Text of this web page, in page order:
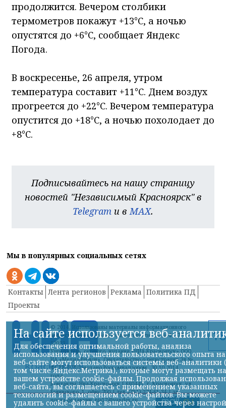
продолжится. Вечером столбики
термометров покажут +13°С, а ночью
опустятся до +6°С, сообщает Яндекс
Погода.
В воскресенье, 26 апреля, утром
температура составит +11°С. Днем воздух
прогреется до +22°С. Вечером температура
опустится до +18°С, а ночью похолодает до
+8°С.
Подписывайтесь на нашу страницу
новостей "Независимый Красноярск" в
Telegram и вMAX.
Мы в популярных социальных сетях
Контакты Лента регионов Реклама Политика ПД
Проекты
© 2014, Использованы материалы информационного
агентства «НИА-Кубань» свидетельство ЭЛ № ФС 77-
52023
Учредитель сетевого издания «НИА-Красноярск» ООО
ИА «Медиа-Регион» Свидетельство о регистрации Эл №
ФС77-59710 выдано Роскомнадзором 30.10.2014
года
Контакты: Ниа-Красноярск | 660449, г. Красноярск, ул.
Белинского, 1, офис 700 | тел. (391) 274-61-34,| эл.
почта редакции: nia12@yandex.ru
На сайте используется веб-
Для обеспечения оптимальной работы, анализа
использования и улучшения пользовательского опыта на
веб-сайте могут использоваться системы веб-аналитики
том числе Яндекс.Метрика), которые могут размещать на
вашем устройстве cookie-файлы. Продолжая
веб-сайта, вы соглашаетесь с применением указанных
технологий и размещением cookie-файлов. Вы можете
удалить cookie-файлы с вашего устройства через